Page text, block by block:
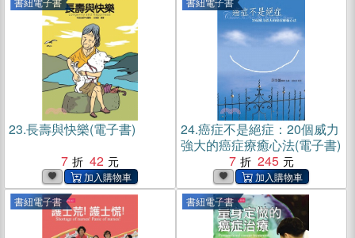
23.長壽與快樂(電子書)
7
42
24.癌症不是絕症：20個威力
強大的癌症療癒心法(電子書)
7
245
書紐電子書 書紐電子書